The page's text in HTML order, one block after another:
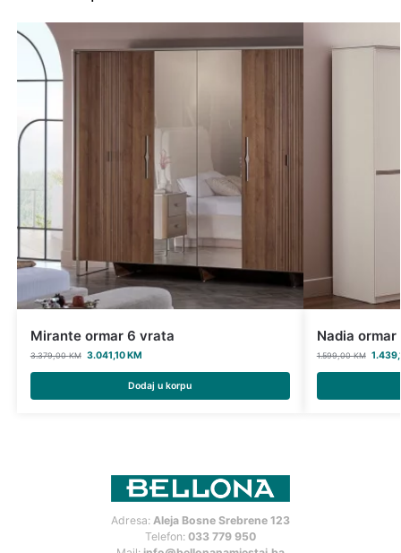
Mirante ormar 6 vrata
3.379,00KM 3.041,10KM
Dodaj u korpu
Nadia
1.599,00KM
Adresa: Aleja Bosne Srebrene 123
Telefon: 033 779 950